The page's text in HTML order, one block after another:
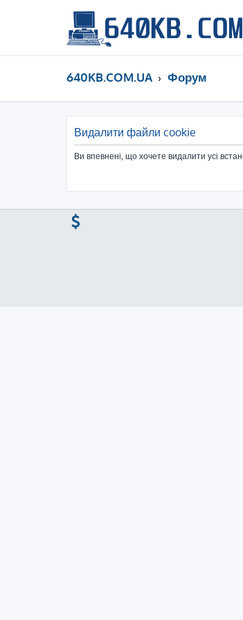
640KB.COM.UA Форум
Видалити файли cookie
Ви впевнені, що хочете видалити усі